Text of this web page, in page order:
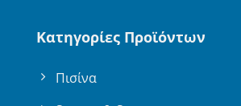
Κατηγορίες Προϊόντων
Πισίνα